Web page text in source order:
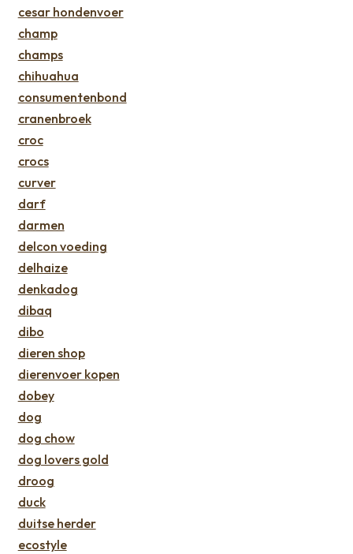
cesar hondenvoer
champ
champs
chihuahua
consumentenbond
cranenbroek
croc
crocs
curver
darf
darmen
delcon voeding
delhaize
denkadog
dibaq
dibo
dieren shop
dierenvoer kopen
dobey
dog
dog chow
dog lovers gold
droog
duck
duitse herder
ecostyle